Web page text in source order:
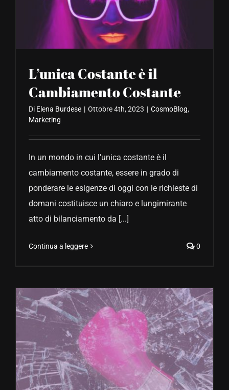
CONTATTACI
L’unica Costante è il
Cambiamento Costante
Di Elena Burdese | Ottobre 4th, 2023 | CosmoBlog,
Marketing
In un mondo in cui l’unica costante è il
cambiamento costante, essere in grado di
ponderare le esigenze di oggi con le richieste di
domani costituisce un chiaro e lungimirante
atto di bilanciamento da [...]
Continua a leggere 0